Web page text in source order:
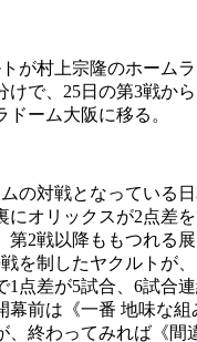
が村上宗隆のホーム
けで、25日の第3戦か
ーム大阪に移る。
の対戦となっている日
にオリックスが2点差を
第2戦以降ももつれる展
を制したヤクルトが
1点差が5試合、6試合
幕前は《一番 地味な
、終わってみれば《間